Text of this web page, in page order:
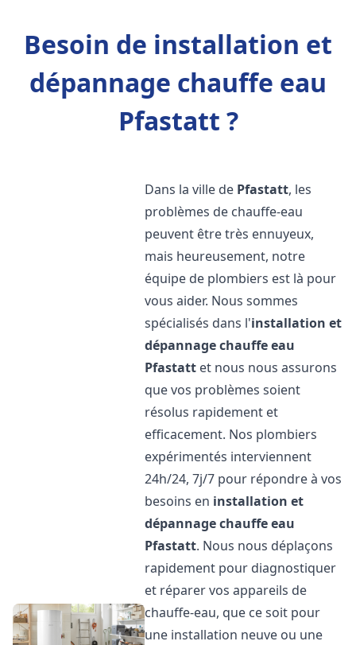
Besoin de installation et
dépannage chauffe eau
Pfastatt ?
Dans la ville de Pfastatt, les
problèmes de chauffe-eau
peuvent être très ennuyeux,
mais heureusement, notre
équipe de plombiers est là pour
vous aider. Nous sommes
spécialisés dans l'installation et
dépannage chauffe eau
Pfastatt et nous nous assurons
que vos problèmes soient
résolus rapidement et
efficacement. Nos plombiers
expérimentés interviennent
24h/24, 7j/7 pour répondre à vos
besoins en installation et
dépannage chauffe eau
Pfastatt. Nous nous déplaçons
rapidement pour diagnostiquer
et réparer vos appareils de
chauffe-eau, que ce soit pour
une installation neuve ou une